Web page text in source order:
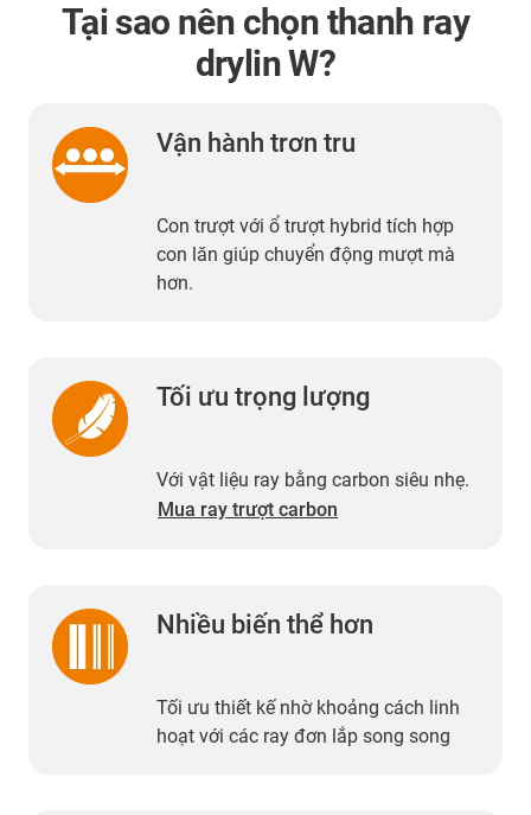
Tại sao nên chọn thanh ray
drylin W?
Vận hành trơn tru
Con trượt với ổ trượt hybrid tích hợp
con lăn giúp chuyển động mượt mà
hơn.
Tối ưu trọng lượng
Với vật liệu ray bằng carbon siêu nhẹ.
Mua ray trượt carbon
Nhiều biến thể hơn
Tối ưu thiết kế nhờ khoảng cách linh
hoạt với các ray đơn lắp song song